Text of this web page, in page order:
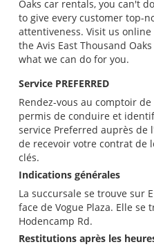
Oaks car rentals, you can't
to give every customer top-
attentiveness. Visit us
the Avis East Thousand
what we can do for you.
Service PREFERRED
Rendez-vous au comptoir
permis de conduire et
service Preferred auprès de
de recevoir votre contrat de
clés.
Indications générales
La succursale se trouve sur
face de Vogue Plaza. Elle se
Hodencamp Rd.
Restitutions après les